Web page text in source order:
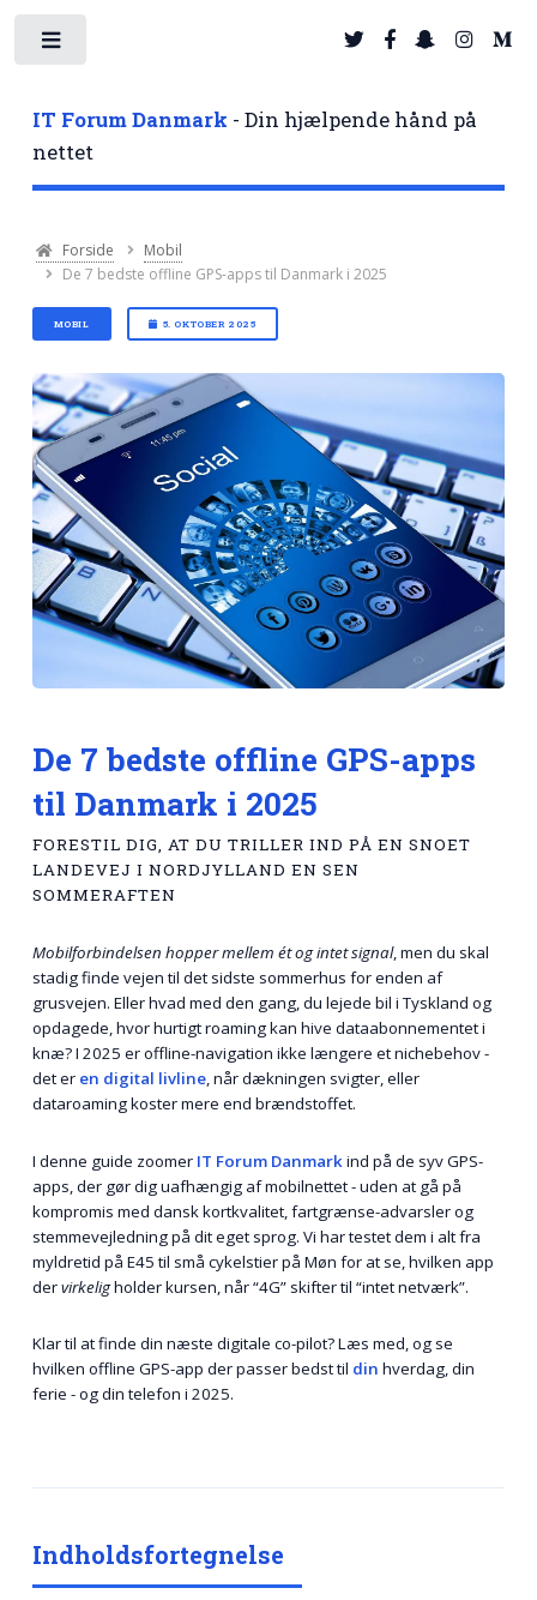
IT Forum Danmark - Din hjælpende hånd på
nettet
Forside
Mobil
De 7 bedste offline GPS-apps til Danmark i 2025
MOBIL 5. OKTOBER 2025
De 7 bedste offline GPS-apps
til Danmark i 2025
FORESTIL DIG, AT DU TRILLER IND PÅ EN SNOET
LANDEVEJ I NORDJYLLAND EN SEN
SOMMERAFTEN
Mobilforbindelsen hopper mellem ét og intet signal, men du skal
stadig finde vejen til det sidste sommerhus for enden af
grusvejen. Eller hvad med den gang, du lejede bil i Tyskland og
opdagede, hvor hurtigt roaming kan hive dataabonnementet i
knæ? I 2025 er offline-navigation ikke længere et nichebehov -
det er en digital livline, når dækningen svigter, eller
dataroaming koster mere end brændstoffet.
I denne guide zoomer IT Forum Danmarkind på de syv GPS-
apps, der gør dig uafhængig af mobilnettet - uden at gå på
kompromis med dansk kortkvalitet, fartgrænse-advarsler og
stemmevejledning på dit eget sprog. Vi har testet dem i alt fra
myldretid på E45 til små cykelstier på Møn for at se, hvilken app
dervirkeligholder kursen, når “4G” skifter til “intet netværk”.
Klar til at finde din næste digitale co-pilot? Læs med, og se
hvilken offline GPS-app der passer bedst til din hverdag, din
ferie - og din telefon i 2025.
Indholdsfortegnelse